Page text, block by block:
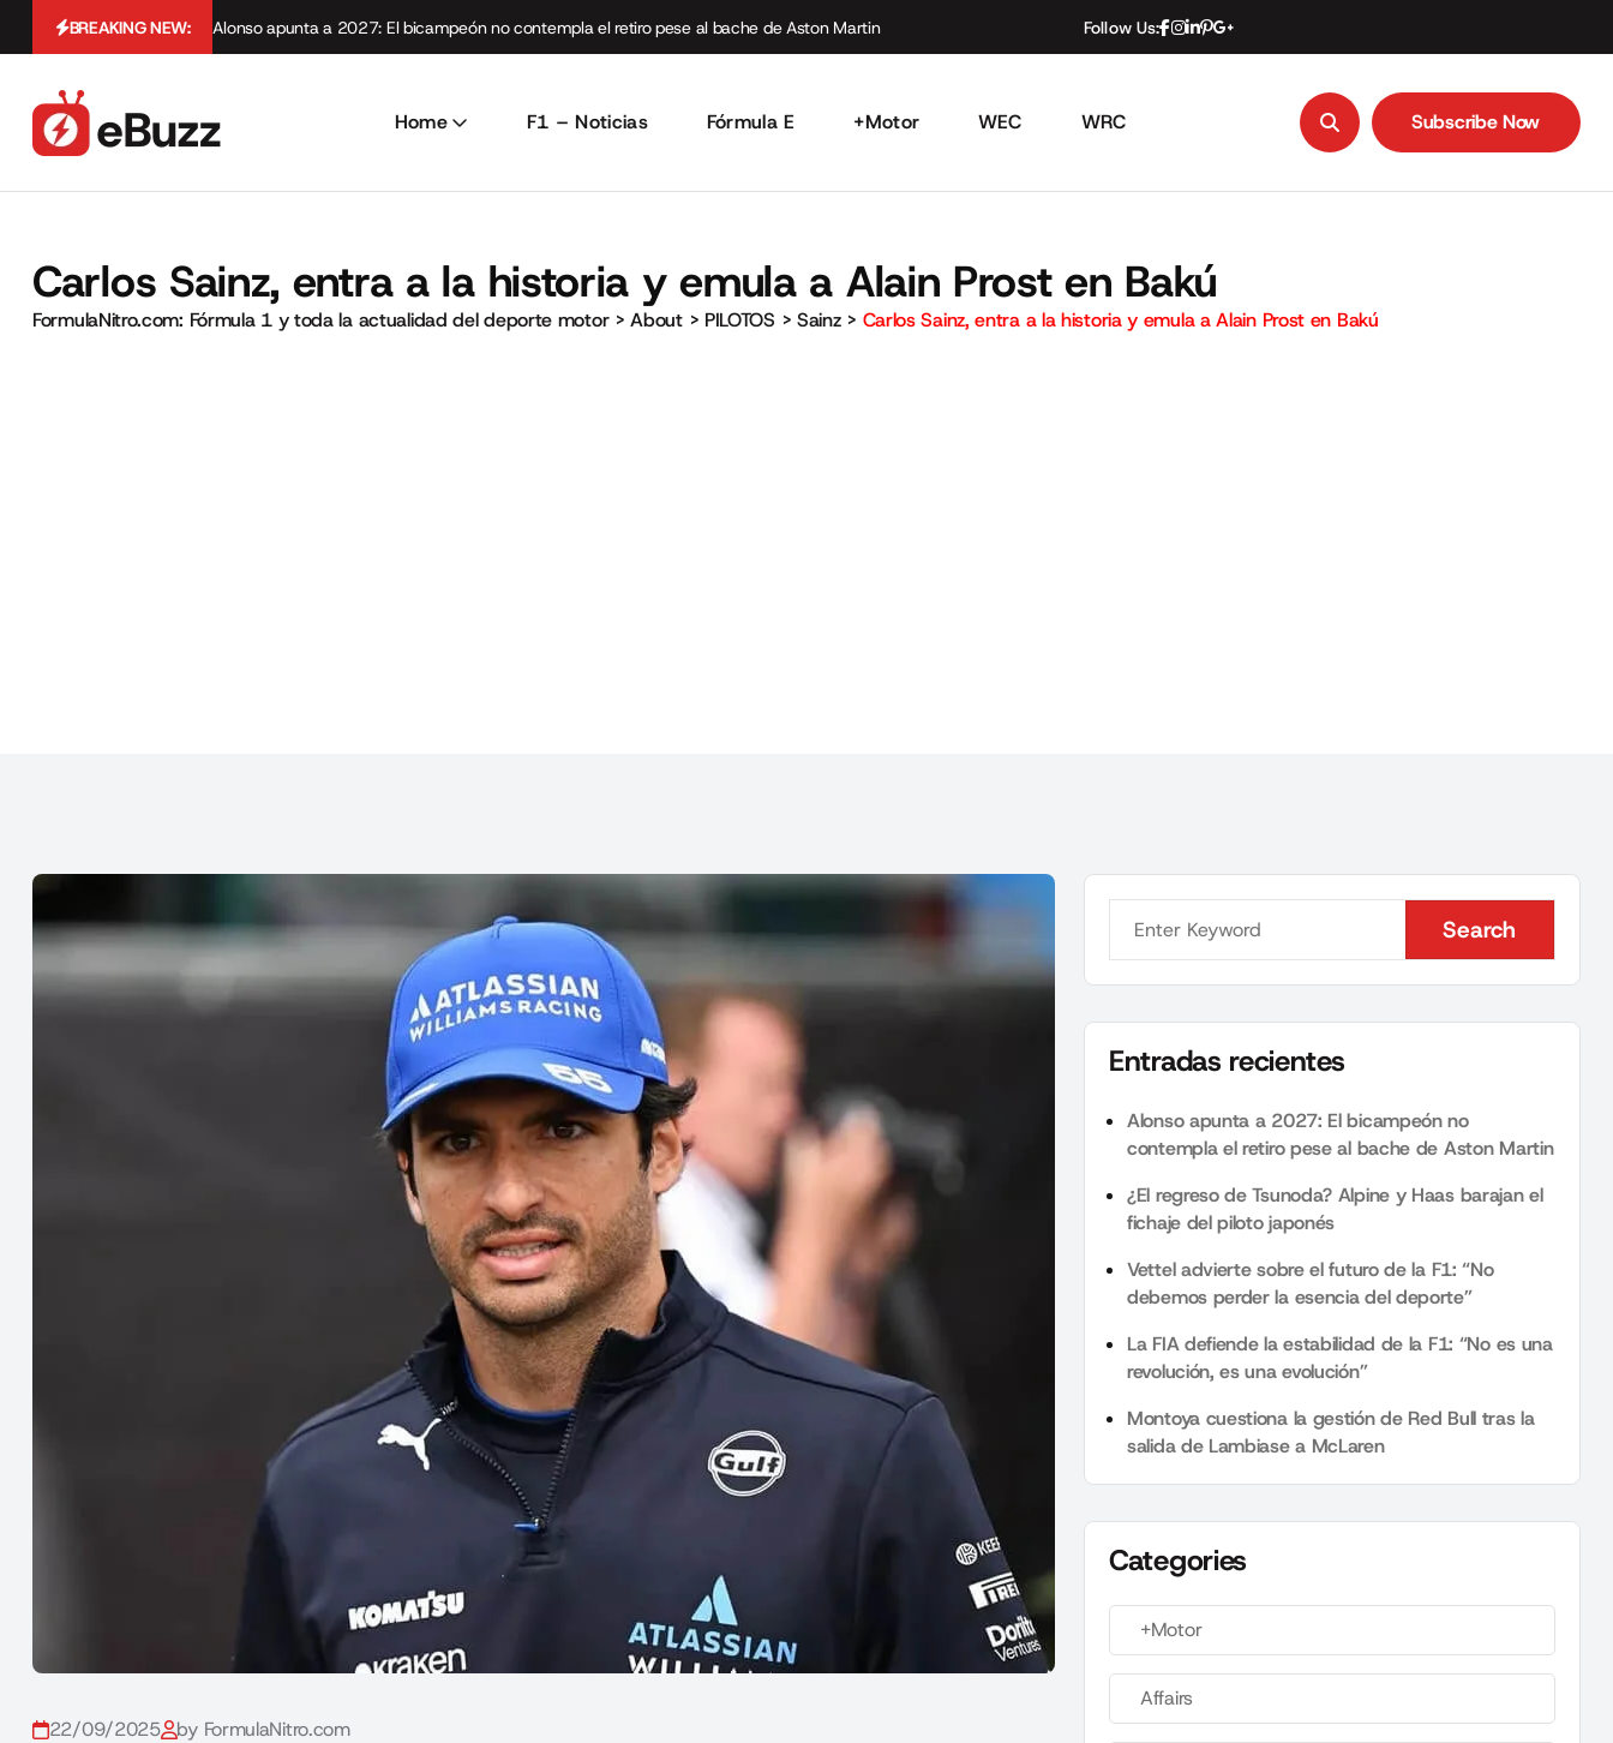
BREAKING NEW: Alonso apunta a 2027: El bicampeón no contempla el retiro pese al bache de Aston Martin Follow Us:
Home F1 – Noticias Fórmula E +Motor WEC WRC Subscribe Now
Carlos Sainz, entra a la historia y emula a Alain Prost en Bakú
FormulaNitro.com: Fórmula 1 y toda la actualidad del deporte motor>About> PILOTOS > Sainz> Carlos Sainz, entra a la historia y emula a Alain Prost en Bakú
22/09/2025 by FormulaNitro.com
Search
Search
Entradas recientes
Alonso apunta a 2027: El bicampeón no
contempla el retiro pese al bache de Aston Martin
¿El regreso de Tsunoda? Alpine y Haas barajan el
fichaje del piloto japonés
Vettel advierte sobre el futuro de la F1: “No
debemos perder la esencia del deporte”
La FIA defiende la estabilidad de la F1: “No es una
revolución, es una evolución”
Montoya cuestiona la gestión de Red Bull tras la
salida de Lambiase a McLaren
Categories
+Motor
Affairs